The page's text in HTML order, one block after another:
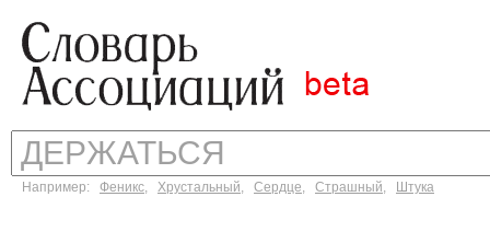
Например: Феникс, Хрустальный, Сердце, Страшный, Штука